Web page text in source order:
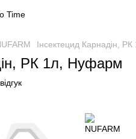
Інсектецид Карнадін,
РК 1л, Нуфарм